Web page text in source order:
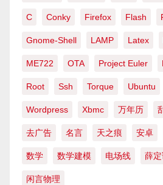
C Conky Firefox Flash
Gnome-Shell LAMP Latex
ME722 OTA Project Euler
Root Ssh Torque Ubuntu
Wordpress Xbmc 万年历
去广告 名言 天之痕 安卓
数学 数学建模 电场线 薛
闲言物理